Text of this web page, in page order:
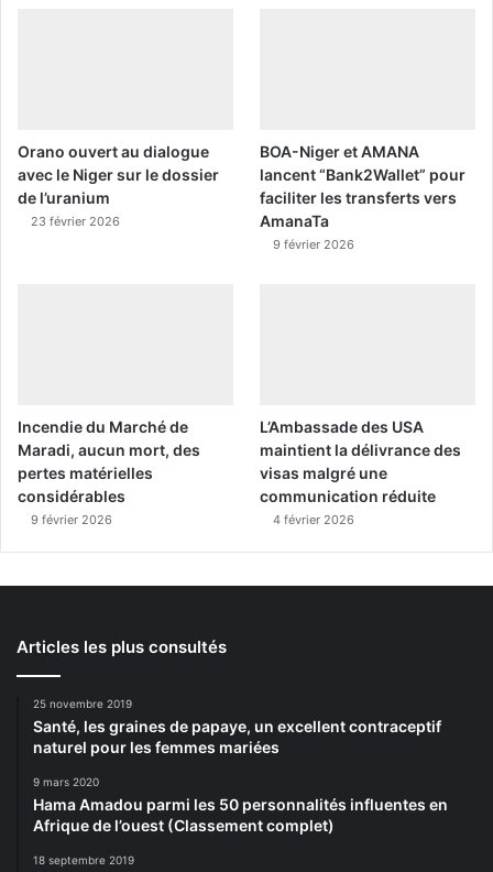
Orano ouvert au dialogue
avec le Niger sur le dossier
de l’uranium
23 février 2026
BOA-Niger et AMANA
lancent “Bank2Wallet” pour
faciliter les transferts vers
AmanaTa
9 février 2026
Incendie du Marché de
Maradi, aucun mort, des
pertes matérielles
considérables
9 février 2026
L’Ambassade des USA
maintient la délivrance des
visas malgré une
communication réduite
4 février 2026
Articles les plus consultés
25 novembre 2019
Santé, les graines de papaye, un excellent contraceptif
naturel pour les femmes mariées
9 mars 2020
Hama Amadou parmi les 50 personnalités influentes en
Afrique de l’ouest (Classement complet)
18 septembre 2019